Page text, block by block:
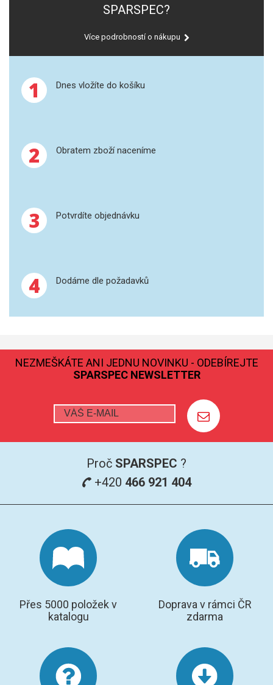
SPEKTROFOTOMETRY
OTEVŘENÝ ROZKLAD
TLAKOVÉ AUTOKLÁVY
TAVENÍ
GRAFITOVÉ KELÍMKY
PŘÍSLUŠENSTVÍ PRO MS
AFM SONDY
SUBSTRÁTY
SNOM
RAMAN
SPARSPEC?
Více podrobností o nákupu
1 Dnes vložíte do košíku
2 Obratem zboží naceníme
3 Potvrdíte objednávku
4 Dodáme dle požadavků
NEZMEŠKÁTE ANI JEDNU NOVINKU - ODEBÍREJTE
SPARSPEC NEWSLETTER
Proč SPARSPEC ?
+420 466 921 404
Přes 5000 položek v
katalogu
Doprava v rámci ČR
zdarma